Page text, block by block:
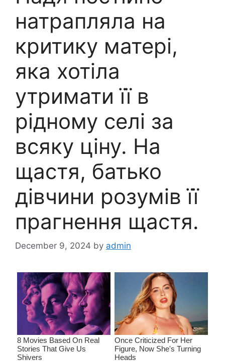
натрапляла на
критику матері,
яка хотіла
утримати її в
рідному селі за
всяку ціну. На
щастя, батько
дівчини розумів її
прагнення щастя.
December 9, 2024 by admin